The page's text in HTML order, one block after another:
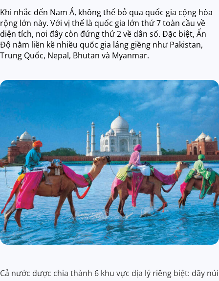
Khi nhắc đến Nam Á, không thể bỏ qua quốc gia cộng hòa
rộng lớn này. Với vị thế là quốc gia lớn thứ 7 toàn cầu về
diện tích, nơi đây còn đứng thứ 2 về dân số. Đặc biệt, Ấn
Độ nằm liền kề nhiều quốc gia láng giềng như Pakistan,
Trung Quốc, Nepal, Bhutan và Myanmar.
Cả nước được chia thành 6 khu vực địa lý riêng biệt: dãy núi